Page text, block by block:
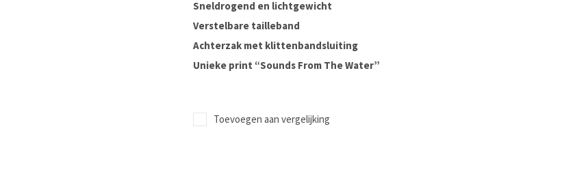
Sneldrogend en lichtgewicht
Verstelbare tailleband
Achterzak met klittenbandsluiting
Unieke print “Sounds From The Water”
Toevoegen aan vergelijking